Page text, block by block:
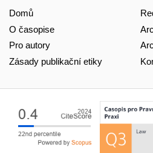
Domů
O časopise
Pro autory
Zásady publikační etiky